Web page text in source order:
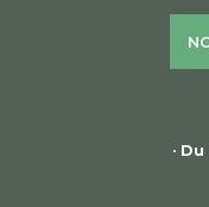
•